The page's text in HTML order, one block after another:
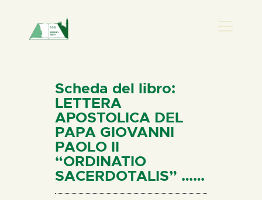
HOME
CHI SIAMO
NEWS
PERCORSI
BIBLIOTECA
ELISA SALERNO
CONTATTI
Scheda del libro:
LETTERA
APOSTOLICA DEL
PAPA GIOVANNI
PAOLO II
“ORDINATIO
SACERDOTALIS” ……